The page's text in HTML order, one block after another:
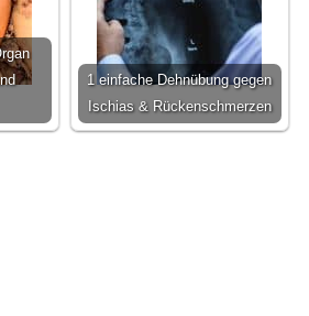
1 einfache Dehnübung gegen
Ischias & Rückenschmerzen